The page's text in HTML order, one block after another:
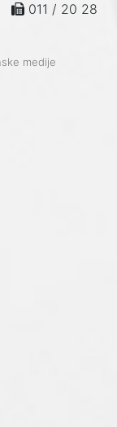
011 / 20 28
medije